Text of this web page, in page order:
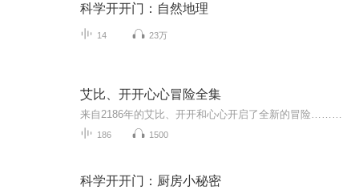
科学开开门：自然地理
14 23万
艾比、开开心心冒险全集
186 1500
科学开开门：厨房小秘密